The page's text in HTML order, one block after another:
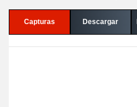
Capturas Descargar